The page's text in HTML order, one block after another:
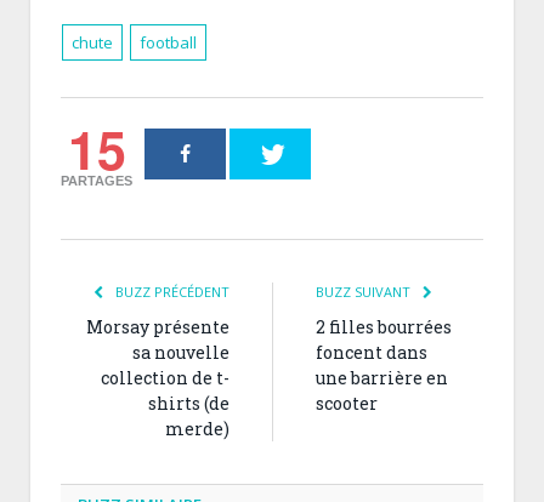
chute football
15
PARTAGES
BUZZ PRÉCÉDENT
Morsay présente
sa nouvelle
collection de t-
shirts (de
merde)
BUZZ SUIVANT
2 filles bourrées
foncent dans
une barrière en
scooter